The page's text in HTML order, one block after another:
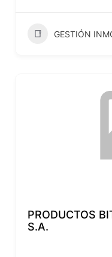
GESTIÓN
PRODUCTOS
S.A.